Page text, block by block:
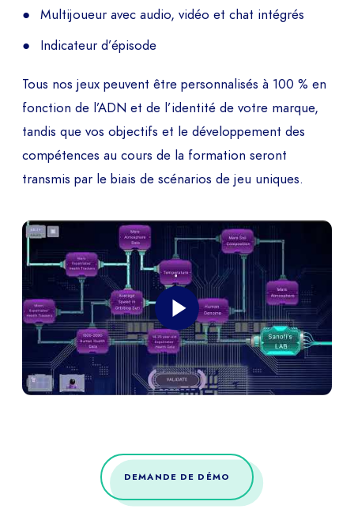
Multijoueur avec audio, vidéo et chat intégrés
Indicateur d’épisode
Tous nos jeux peuvent être personnalisés à 100 % en
fonction de l’ADN et de l’identité de votre marque,
tandis que vos objectifs et le développement des
compétences au cours de la formation seront
transmis par le biais de scénarios de jeu uniques.
DEMANDE DE DÉMO